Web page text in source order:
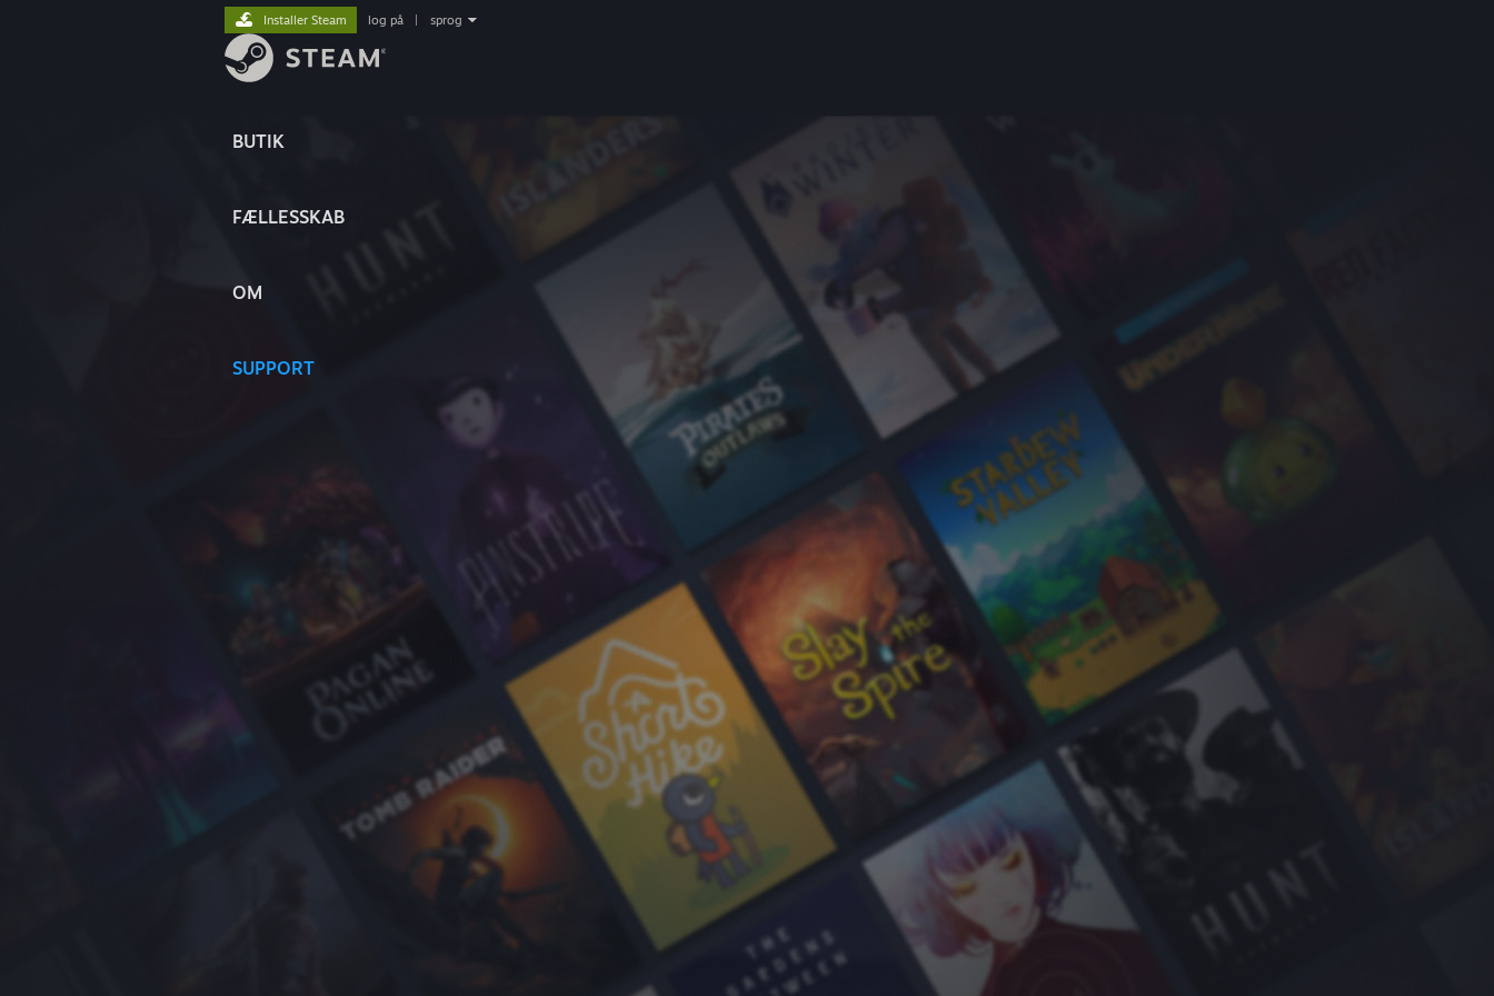
BUTIK
FÆLLESSKAB
OM
SUPPORT
Installer Steam log på sprog